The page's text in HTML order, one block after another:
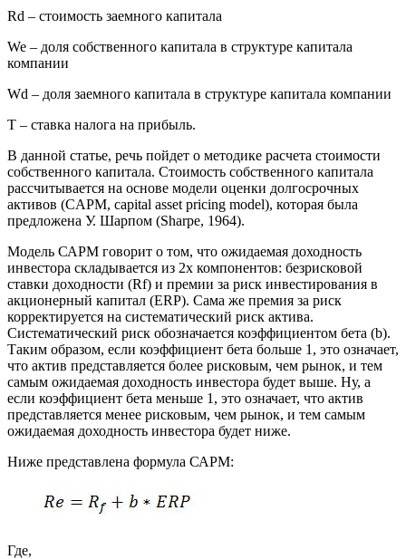
Rd – стоимость заемного капитала
We – доля собственного капитала в структуре капитала
компании
Wd – доля заемного капитала в структуре капитала компании
T – ставка налога на прибыль.
В данной статье, речь пойдет о методике расчета стоимости
собственного капитала. Стоимость собственного капитала
рассчитывается на основе модели оценки долгосрочных
активов (CAPM, capital asset pricing model), которая была
предложена У. Шарпом (Sharpe, 1964).
Модель САРМ говорит о том, что ожидаемая доходность
инвестора складывается из 2х компонентов: безрисковой
ставки доходности (Rf) и премии за риск инвестирования в
акционерный капитал (ERP). Сама же премия за риск
корректируется на систематический риск актива.
Систематический риск обозначается коэффициентом бета (b).
Таким образом, если коэффициент бета больше 1, это означает,
что актив представляется более рисковым, чем рынок, и тем
самым ожидаемая доходность инвестора будет выше. Ну, а
если коэффициент бета меньше 1, это означает, что актив
представляется менее рисковым, чем рынок, и тем самым
ожидаемая доходность инвестора будет ниже.
Ниже представлена формула САРМ:
Где,